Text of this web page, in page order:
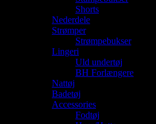
Shorts
Nederdele
Strømper
Strømpebukser
Lingeri
Uld undertøj
BH Forlængere
Nattøj
Badetøj
Accessories
Fodtøj